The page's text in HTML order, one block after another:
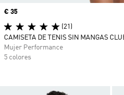
Precio
€ 35
(21)
CAMISETA DE TENIS SIN MANGAS
Mujer Performance
5 colores